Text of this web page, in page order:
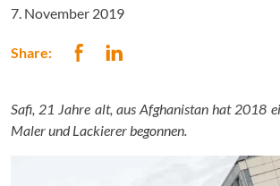
7. November 2019
Share:
Safi, 21 Jahre alt, aus Afghanistan hat 2018
Maler und Lackierer begonnen.